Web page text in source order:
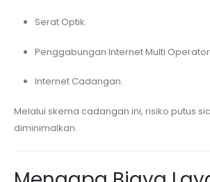
Serat Optik.
Penggabungan Internet Multi
Internet Cadangan.
Melalui skema cadangan ini, risiko putus
diminimalkan.